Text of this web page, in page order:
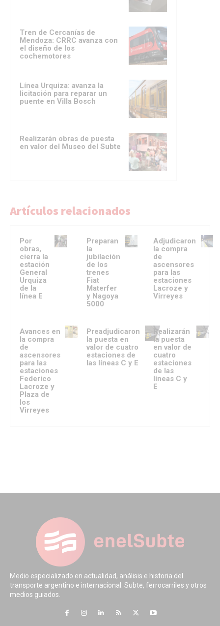
Tren de Cercanías de
Mendoza: CRRC avanza con
el diseño de los
cochemotores
Línea Urquiza: avanza la
licitación para reparar un
puente en Villa Bosch
Realizarán obras de puesta
en valor del Museo del Subte
Artículos relacionados
Por
obras,
cierra la
estación
General
Urquiza
de la
línea E
Preparan
la
jubilación
de los
trenes
Fiat
Materfer
y Nagoya
5000
Adjudicaron
la compra
de
ascensores
para las
estaciones
Lacroze y
Virreyes
Avances en
la compra
de
ascensores
para las
estaciones
Federico
Lacroze y
Plaza de
los
Virreyes
Preadjudicaron
la puesta en
valor de cuatro
estaciones de
las líneas C y E
Realizarán
la puesta
en valor de
cuatro
estaciones
de las
líneas C y
E
Medio especializado en actualidad, análisis e historia del
transporte argentino e internacional. Subte, ferrocarriles y otros
medios guiados.